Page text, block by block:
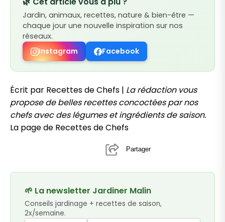
Jardin, animaux, recettes, nature & bien-être —
chaque jour une nouvelle inspiration sur nos
réseaux.
Instagram
Facebook
Écrit par Recettes de Chefs | La rédaction vous
propose de belles recettes concoctées par nos
chefs avec des légumes et ingrédients de saison.
La page de Recettes de Chefs
Partager
🌱 La newsletter Jardiner Malin
Conseils jardinage + recettes de saison,
2x/semaine.